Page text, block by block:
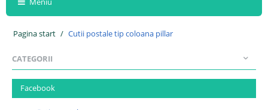
Pagina start / Cutii postale tip coloana pillar
CATEGORII
Facebook